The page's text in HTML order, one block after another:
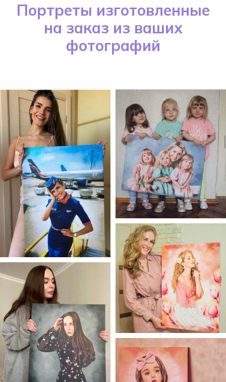
Портреты изготовленные
на заказ из ваших
фотографий